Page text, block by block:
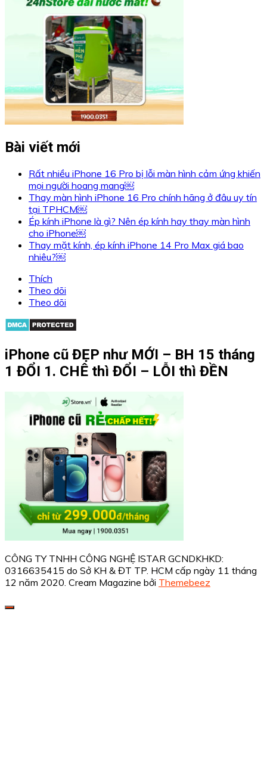
Bài viết mới
Rất nhiều iPhone 16 Pro bị lỗi màn hình cảm ứng khiến
mọi người hoang mang￼
Thay màn hình iPhone 16 Pro chính hãng ở đâu uy tín
tại TPHCM￼
Ép kính iPhone là gì? Nên ép kính hay thay màn hình
cho iPhone￼
Thay mặt kính, ép kính iPhone 14 Pro Max giá bao
nhiêu?￼
Thích
Theo dõi
Theo dõi
iPhone cũ ĐẸP như MỚI – BH 15 tháng
1 ĐỔI 1. CHÊ thì ĐỔI – LỖI thì ĐỀN
CÔNG TY TNHH CÔNG NGHỆ ISTAR GCNDKHKD:
0316635415 do Sở KH & ĐT TP. HCM cấp ngày 11 tháng
12 năm 2020. Cream Magazine bởi Themebeez